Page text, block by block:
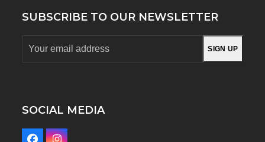
SUBSCRIBE TO OUR NEWSLETTER
SIGN UP
SOCIAL MEDIA